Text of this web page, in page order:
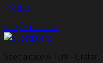
Produs
Citește mai mult
Specialitate A Turk - Grătar